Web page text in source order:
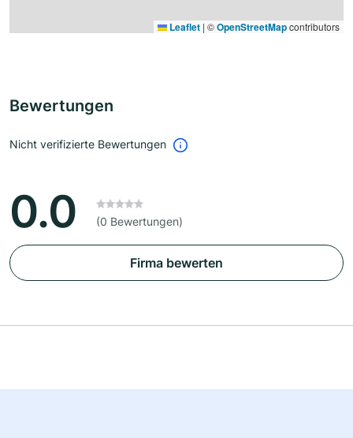
Leaflet | ©OpenStreetMapcontributors
Bewertungen
Nicht verifizierte Bewertungen
0.0 (0 Bewertungen)
Firma bewerten